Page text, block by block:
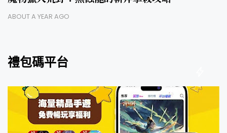
ABOUT A YEAR AGO
禮包碼平台